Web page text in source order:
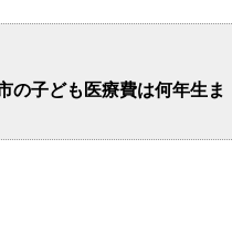
の子ども医療費は何年生ま